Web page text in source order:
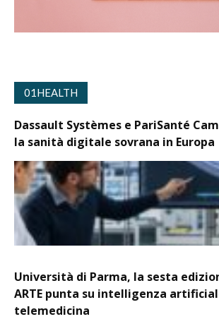
01HEALTH
Dassault Systèmes e PariSanté
la sanità digitale sovrana in Europa
Università di Parma, la sesta
ARTE punta su intelligenza
telemedicina